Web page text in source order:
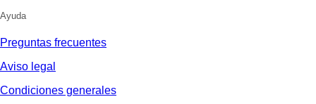
Ayuda
Preguntas frecuentes
Aviso legal
Condiciones generales